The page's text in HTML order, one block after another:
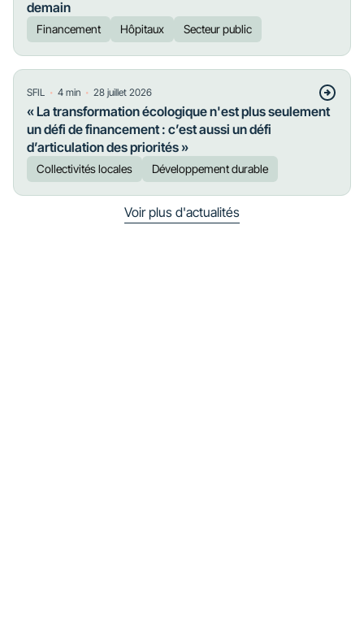
demain
Financement Hôpitaux Secteur public
SFIL ・ 4 min ・ 28 juillet 2026
« La transformation écologique n'est plus seulement
un défi de financement : c’est aussi un défi
d’articulation des priorités »
Collectivités locales Développement durable
Voir plus d'actualités